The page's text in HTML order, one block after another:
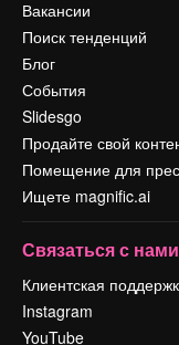
Вакансии
Поиск тенденций
Блог
События
Slidesgo
Продайте свой
Помещение для
Ищете magnific.ai
Связаться с нами
Клиентская
Instagram
YouTube